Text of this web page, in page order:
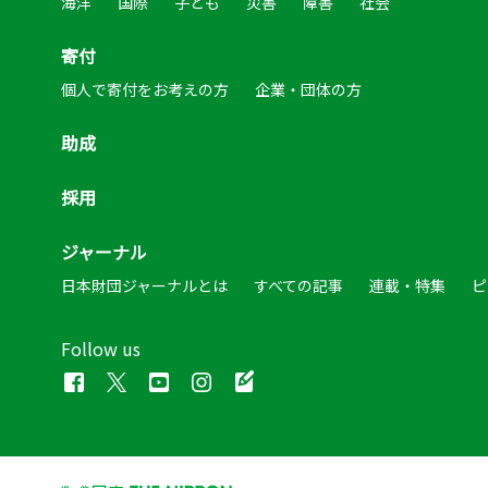
Follow us
寄付
個人で寄付をお考えの方 企業・団体の方
助成
採用
ジャーナル
日本財団ジャーナルとは すべての記事 連載・特集